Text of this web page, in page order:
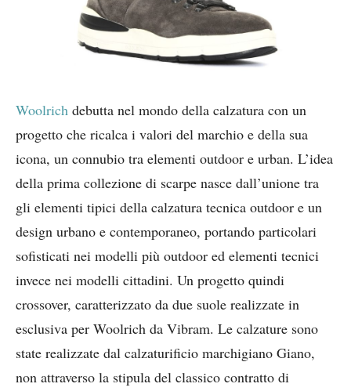
Woolrich debutta nel mondo della calzatura con un
progetto che ricalca i valori del marchio e della sua
icona, un connubio tra elementi outdoor e urban. L’idea
della prima collezione di scarpe nasce dall’unione tra
gli elementi tipici della calzatura tecnica outdoor e un
design urbano e contemporaneo, portando particolari
sofisticati nei modelli più outdoor ed elementi tecnici
invece nei modelli cittadini. Un progetto quindi
crossover, caratterizzato da due suole realizzate in
esclusiva per Woolrich da Vibram. Le calzature sono
state realizzate dal calzaturificio marchigiano Giano,
non attraverso la stipula del classico contratto di